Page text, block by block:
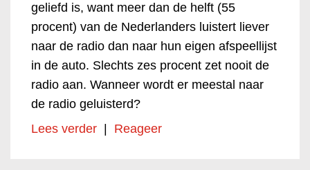
geliefd is, want meer dan de helft (55
procent) van de Nederlanders luistert liever
naar de radio dan naar hun eigen afspeellijst
in de auto. Slechts zes procent zet nooit de
radio aan. Wanneer wordt er meestal naar
de radio geluisterd?
Lees verder
Reageer